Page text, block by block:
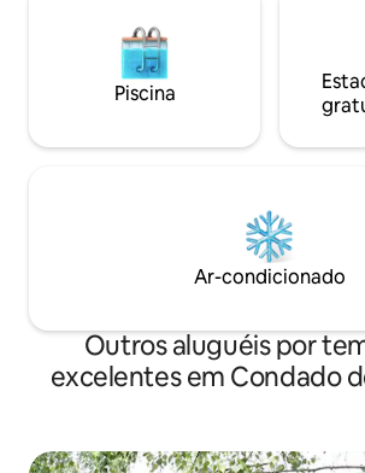
Piscina
Ar-condicionado
Outros aluguéis por
excelentes em Condado